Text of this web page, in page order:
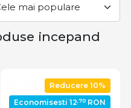
incepand
Reducere 10%
Economisesti 12,70 RON